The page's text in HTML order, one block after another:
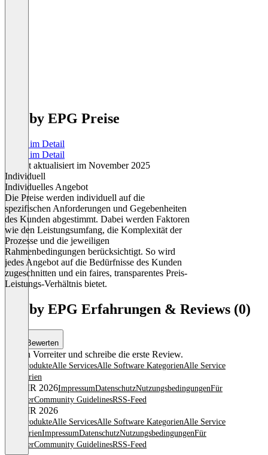
ISS by EPG Preise
Preise im Detail
Preise im Detail
Zuletzt aktualisiert im November 2025
Individuell
Individuelles Angebot
Die Preise werden individuell auf die
spezifischen Anforderungen und Gegebenheiten
des Kunden abgestimmt. Dabei werden Faktoren
wie den Leistungsumfang, die Komplexität der
Prozesse und die jeweiligen
Rahmenbedingungen berücksichtigt. So wird
jedes Angebot auf die Bedürfnisse des Kunden
zugeschnitten und ein faires, transparentes Preis-
Leistungs-Verhältnis bietet.
ISS by EPG Erfahrungen & Reviews (0)
Bewerten
Sei ein Vorreiter und schreibe die erste Review.
Alle ProdukteAlle ServicesAlle Software KategorienAlle Service
Kategorien
© OMR 2026ImpressumDatenschutzNutzungsbedingungenFür
AnbieterCommunity GuidelinesRSS-Feed
© OMR 2026
Alle ProdukteAlle ServicesAlle Software KategorienAlle Service
KategorienImpressumDatenschutzNutzungsbedingungenFür
AnbieterCommunity GuidelinesRSS-Feed